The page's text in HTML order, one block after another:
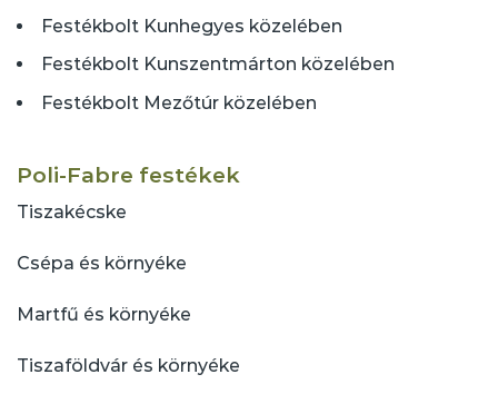
Festékbolt Kunhegyes közelében
Festékbolt Kunszentmárton közelében
Festékbolt Mezőtúr közelében
Poli-Fabre festékek
Tiszakécske
Csépa és környéke
Martfű és környéke
Tiszaföldvár és környéke